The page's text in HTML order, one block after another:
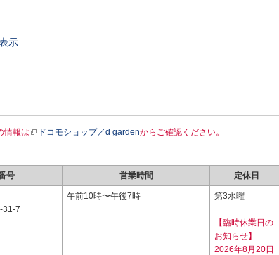
示
情報は ドコモショップ／d gardenからご確認ください。
号 営業時間 定休日
31-7
午前10時〜午後7時 第3水曜
【臨時休業日の
お知らせ】
2026年8月20日